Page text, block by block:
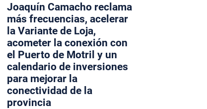
Joaquín Camacho reclama
más frecuencias, acelerar
la Variante de Loja,
acometer la conexión con
el Puerto de Motril y un
calendario de inversiones
para mejorar la
conectividad de la
provincia